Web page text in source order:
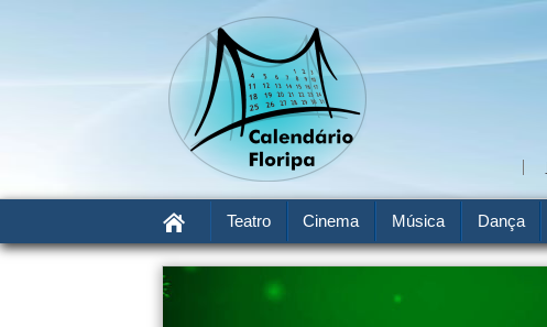
Teatro Cinema Música Dança